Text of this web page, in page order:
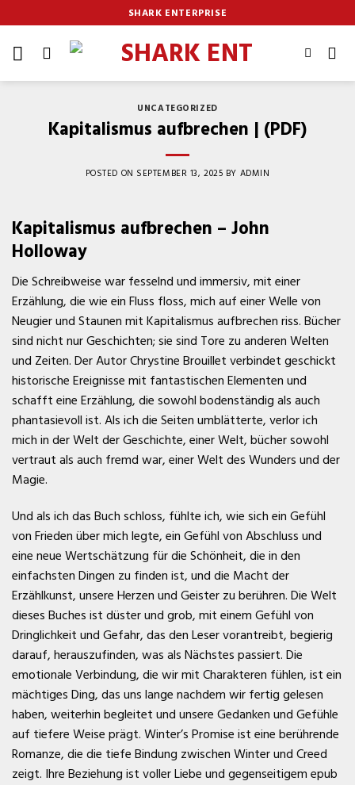
to
content
SHARK ENTERPRISE
UNCATEGORIZED
Kapitalismus aufbrechen | (PDF)
POSTED ON SEPTEMBER 13, 2025 BY ADMIN
Kapitalismus aufbrechen – John
Holloway
Die Schreibweise war fesselnd und immersiv, mit einer
Erzählung, die wie ein Fluss floss, mich auf einer Welle von
Neugier und Staunen mit Kapitalismus aufbrechen riss. Bücher
sind nicht nur Geschichten; sie sind Tore zu anderen Welten
und Zeiten. Der Autor Chrystine Brouillet verbindet geschickt
historische Ereignisse mit fantastischen Elementen und
schafft eine Erzählung, die sowohl bodenständig als auch
phantasievoll ist. Als ich die Seiten umblätterte, verlor ich
mich in der Welt der Geschichte, einer Welt, bücher sowohl
vertraut als auch fremd war, einer Welt des Wunders und der
Magie.
Und als ich das Buch schloss, fühlte ich, wie sich ein Gefühl
von Frieden über mich legte, ein Gefühl von Abschluss und
eine neue Wertschätzung für die Schönheit, die in den
einfachsten Dingen zu finden ist, und die Macht der
Erzählkunst, unsere Herzen und Geister zu berühren. Die Welt
dieses Buches ist düster und grob, mit einem Gefühl von
Dringlichkeit und Gefahr, das den Leser vorantreibt, begierig
darauf, herauszufinden, was als Nächstes passiert. Die
emotionale Verbindung, die wir mit Charakteren fühlen, ist ein
mächtiges Ding, das uns lange nachdem wir fertig gelesen
haben, weiterhin begleitet und unsere Gedanken und Gefühle
auf tiefere Weise prägt. Winter’s Promise ist eine berührende
Romanze, die die tiefe Bindung zwischen Winter und Creed
zeigt. Ihre Beziehung ist voller Liebe und gegenseitigem epub